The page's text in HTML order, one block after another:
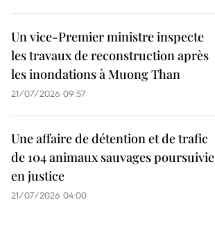
Un vice-Premier ministre inspecte
les travaux de reconstruction après
les inondations à Muong Than
21/07/2026 09:57
Une affaire de détention et de trafic
de 104 animaux sauvages poursuivie
en justice
21/07/2026 04:00